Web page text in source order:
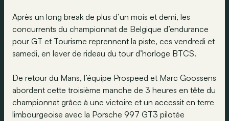
Après un long break de plus d’un mois et demi, les
concurrents du championnat de Belgique d’endurance
pour GT et Tourisme reprennent la piste, ces vendredi et
samedi, en lever de rideau du tour d’horloge BTCS.
De retour du Mans, l’équipe Prospeed et Marc Goossens
abordent cette troisième manche de 3 heures en tête du
championnat grâce à une victoire et un accessit en terre
limbourgeoise avec la Porsche 997 GT3 pilotée